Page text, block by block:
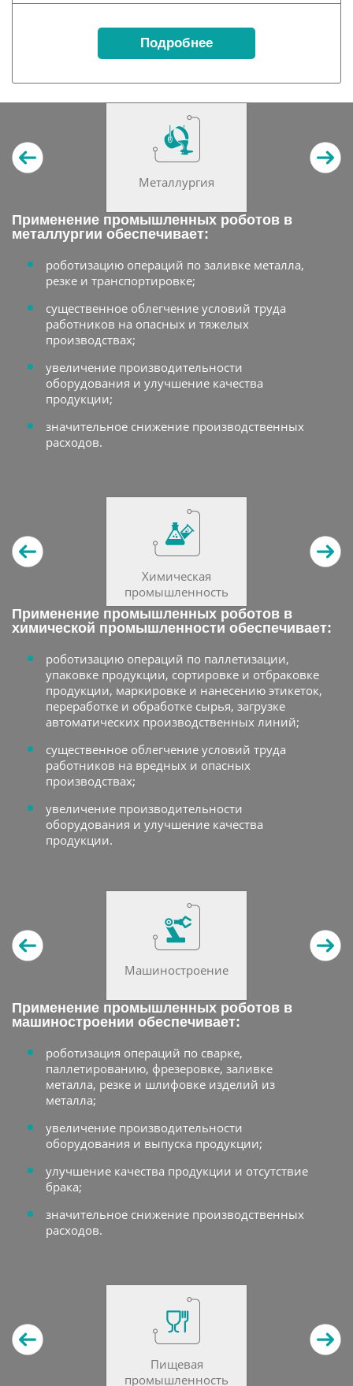
Подробнее
Металлургия
Применение промышленных роботов в
металлургии обеспечивает:
роботизацию операций по заливке металла,
резке и транспортировке;
существенное облегчение условий труда
работников на опасных и тяжелых
производствах;
увеличение производительности
оборудования и улучшение качества
продукции;
значительное снижение производственных
расходов.
Химическая
промышленность
Применение промышленных роботов в
химической промышленности обеспечивает:
роботизацию операций по паллетизации,
упаковке продукции, сортировке и отбраковке
продукции, маркировке и нанесению этикеток,
переработке и обработке сырья, загрузке
автоматических производственных линий;
существенное облегчение условий труда
работников на вредных и опасных
производствах;
увеличение производительности
оборудования и улучшение качества
продукции.
Машиностроение
Применение промышленных роботов в
машиностроении обеспечивает:
роботизация операций по сварке,
паллетированию, фрезеровке, заливке
металла, резке и шлифовке изделий из
металла;
увеличение производительности
оборудования и выпуска продукции;
улучшение качества продукции и отсутствие
брака;
значительное снижение производственных
расходов.
Пищевая
промышленность